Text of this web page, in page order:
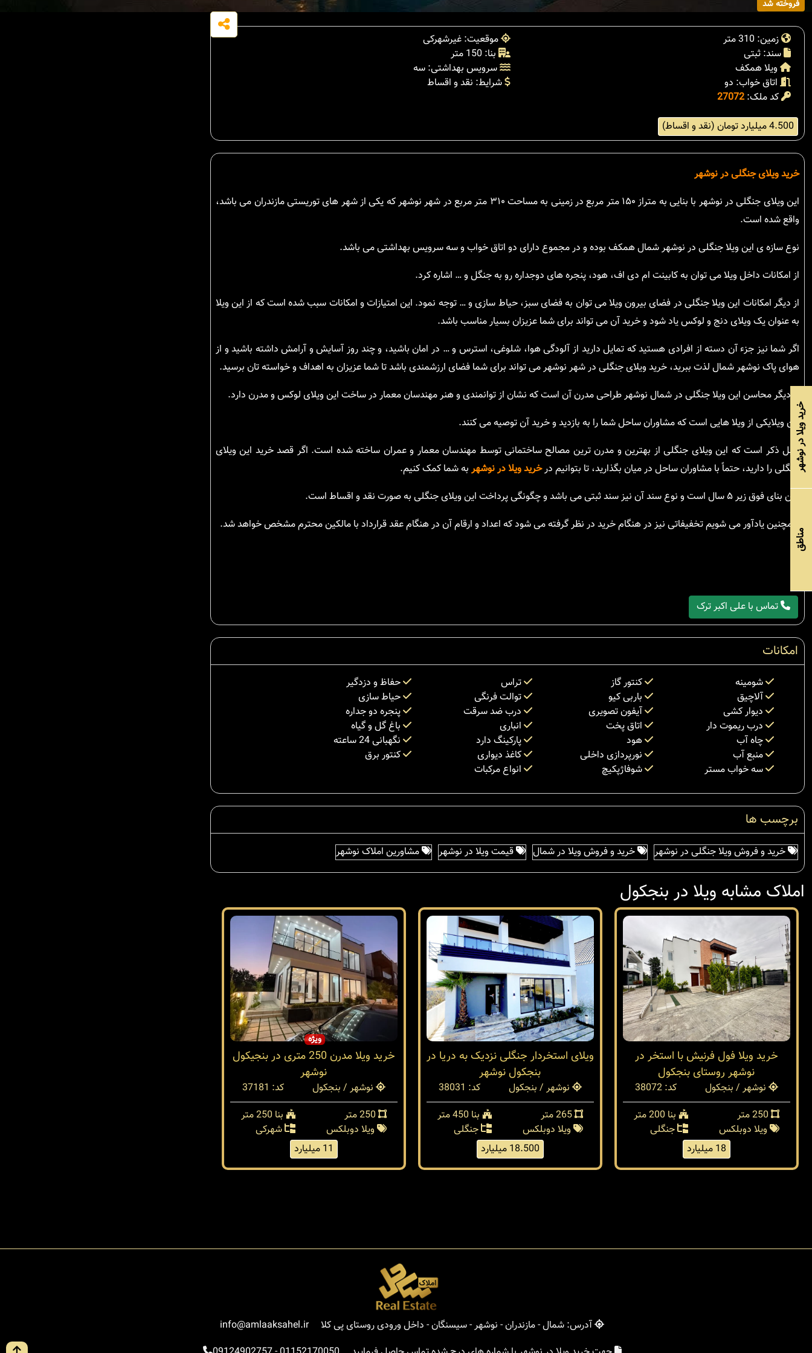
فروخته شد
زمین: 310 متر
موقعیت: غیرشهرکی
سند: ثبتی
بنا: 150 متر
ویلا همکف
سرویس بهداشتی: سه
اتاق خواب: دو
شرایط: نقد و اقساط
کد ملک: 27072
4.500 میلیارد تومان (نقد و اقساط)
خرید ویلای جنگلی در نوشهر
این ویلای جنگلی در نوشهر با بنایی به متراز ۱۵۰ متر مربع در زمینی به مساحت ۳۱۰ متر مربع در شهر نوشهر که یکی از شهر های توریستی مازندران می باشد،
واقع شده است.
نوع سازه ی این ویلا جنگلی در نوشهر شمال همکف بوده و در مجموع دارای دو اتاق خواب و سه سرویس بهداشتی می باشد.
از امکانات داخل ویلا می توان به کابینت ام دی اف، هود، پنجره های دوجداره رو به جنگل و … اشاره کرد.
از دیگر امکانات این ویلا جنگلی در فضای بیرون ویلا می توان به فضای سبز، حیاط سازی و … توجه نمود. این امتیازات و امکانات سبب شده است که از این ویلا
به عنوان یک ویلای دنج و لوکس یاد شود و خرید آن می تواند برای شما عزیزان بسیار مناسب باشد.
اگر شما نیز جزء آن دسته از افرادی هستید که تمایل دارید از آلودگی هوا، شلوغی، استرس و … در امان باشید، و چند روز آسایش و آرامش داشته باشید و از
هوای پاک نوشهر شمال لذت ببرید، خرید ویلای جنگلی در شهر نوشهر می تواند برای شما فضای ارزشمندی باشد تا شما عزیزان به اهداف و خواسته تان برسید.
از دیگر محاسن این ویلا جنگلی در شمال نوشهر طراحی مدرن آن است که نشان از توانمندی و هنر مهندسان معمار در ساخت این ویلای لوکس و مدرن دارد.
این ویلایکی از ویلا هایی است که مشاوران ساحل شما را به بازدید و خرید آن توصیه می کنند.
قابل ذکر است که این ویلای جنگلی از بهترین و مدرن ترین مصالح ساختمانی توسط مهندسان معمار و عمران ساخته شده است. اگر قصد خرید این ویلای
جنگلی را دارید، حتماً با مشاوران ساحل در میان بگذارید، تا بتوانیم درخرید ویلا در نوشهر به شما کمک کنیم.
سن بنای فوق زیر ۵ سال است و نوع سند آن نیز سند ثبتی می باشد و چگونگی پرداخت این ویلای جنگلی به صورت نقد و اقساط است.
همچنین یادآور می شویم تخفیفاتی نیز در هنگام خرید در نظر گرفته می شود که اعداد و ارقام آن در هنگام عقد قرارداد با مالکین محترم مشخص خواهد شد.
تماس با علی اکبر ترک
امکانات
شومینه کنتور گاز تراس
حفاظ و دزدگیر
آلاچیق
باربی کیو توالت فرنگی
حیاط سازی
دیوار کشی
آیفون تصویری درب ضد سرقت
پنجره دو جداره
درب ریموت دار
اتاق پخت انباری
باغ گل و گیاه
چاه آب
هود پارکینگ دارد
نگهبانی 24 ساعته
منبع آب
نورپردازی داخلی کاغذ دیواری
کنتور برق
سه خواب مستر
شوفاژپکیچ انواع مرکبات
برچسب ها
خرید و فروش ویلا جنگلی در نوشهر خرید و فروش ویلا در شمال قیمت ویلا در نوشهر مشاورین املاک نوشهر
املاک مشابه ویلا در بنجکول
خرید ویلا فول فرنیش با استخر در
نوشهر روستای بنجکول
نوشهر / بنجکول
کد: 38072
بنا 200 متر
ویلا دوبلکس
جنگلی
18 میلیارد
ویلای استخردار جنگلی نزدیک به دریا در
بنجکول نوشهر
نوشهر / بنجکول
کد: 38031
265 متر
بنا 450 متر
ویلا دوبلکس
جنگلی
18.500 میلیارد
ویژه
خرید ویلا مدرن 250 متری در بنجیکول
نوشهر
نوشهر / بنجکول
کد: 37181
بنا 250 متر
ویلا دوبلکس
شهرکی
11 میلیارد
آدرس: شمال - مازندران - نوشهر - سیسنگان - داخل ورودی روستای پی کلا
info@amlaaksahel.ir
خرید ویلا در نوشهر
مناطق